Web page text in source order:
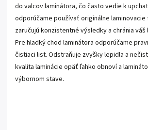
do valcov laminátora, čo často vedie k
odporúčame používať originálne laminovacie
zaručujú konzistentné výsledky a chránia váš
Pre hladký chod laminátora odporúčame
čistiaci list. Odstraňuje zvyšky lepidla a
kvalita laminácie opäť ľahko obnoví a
výbornom stave.